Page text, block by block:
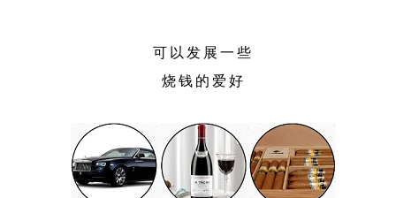
可以发展一些
烧钱的爱好